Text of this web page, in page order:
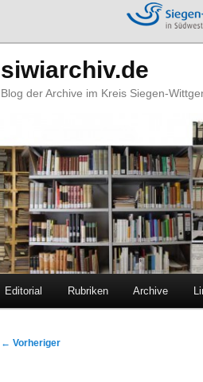
siwiarchiv.de
Blog der Archive im Kreis Siegen-
Zum
Zum
Editorial Rubriken Archive
Beitragsnavigation
← Vorheriger